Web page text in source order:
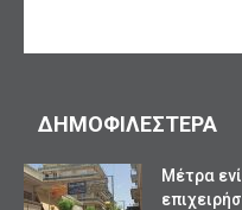
ΔΗΜΟΦΙΛΕΣΤΕΡΑ
Mέτρα